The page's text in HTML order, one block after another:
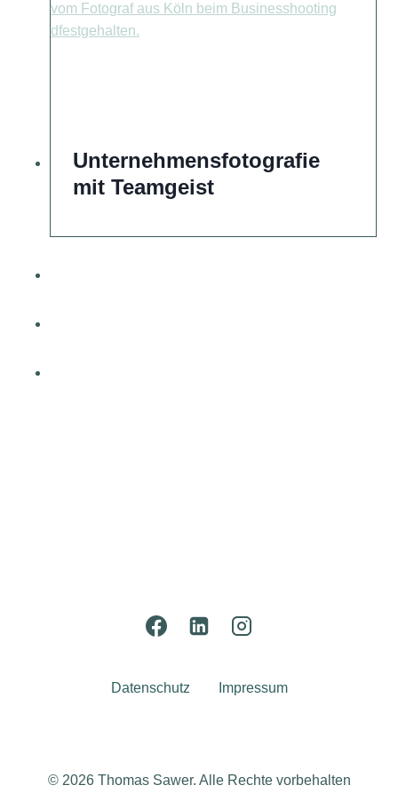
Unternehmensfotografie
mit Teamgeist
Datenschutz Impressum
© 2026 Thomas Sawer. Alle Rechte vorbehalten